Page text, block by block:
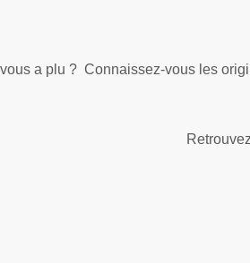
a plu ? Connaissez-vous les